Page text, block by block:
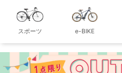
スポーツ e-BIKE